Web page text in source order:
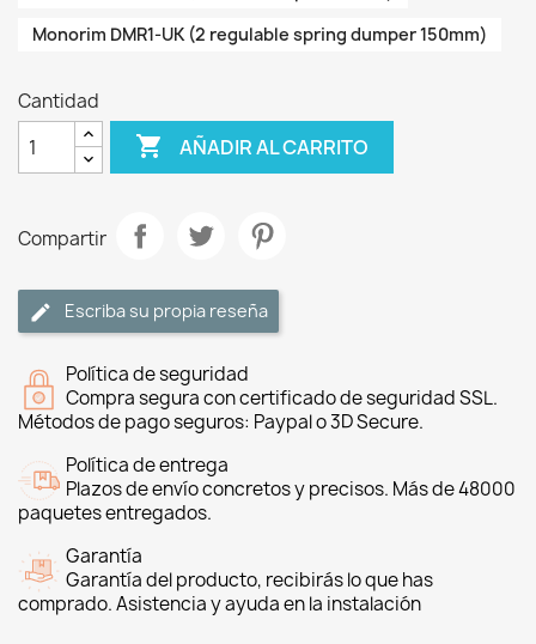
Monorim DMR1-UK (2 regulable spring dumper 150mm)
Cantidad
 AÑADIR AL CARRITO
Compartir
Escriba su propia reseña
Política de seguridad
Compra segura con certificado de seguridad SSL.
Métodos de pago seguros: Paypal o 3D Secure.
Política de entrega
Plazos de envío concretos y precisos. Más de 48000
paquetes entregados.
Garantía
Garantía del producto, recibirás lo que has
comprado. Asistencia y ayuda en la instalación